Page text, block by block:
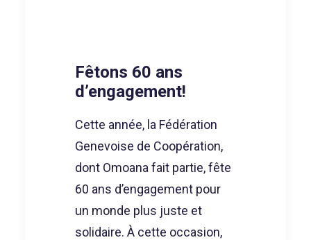
Fêtons 60 ans
d’engagement!
Cette année, la Fédération
Genevoise de Coopération,
dont Omoana fait partie, fête
60 ans d’engagement pour
un monde plus juste et
solidaire. À cette occasion,